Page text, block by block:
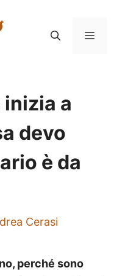
MENU
inizia a
devo
è da
Cerasi
perché sono